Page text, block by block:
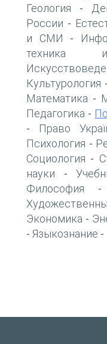
Геология -
России -
и СМИ -
техника
Культурология -
Математика -
Педагогика -
- Право
Психология -
Социология -
науки -
Философия
Экономика -
- Языкознание -